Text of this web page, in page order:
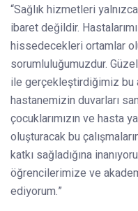
“Sağlık hizmetleri
ibaret değildir.
hissedecekleri ortamlar
sorumluluğumuzdur.
ile gerçekleştirdiğimiz bu
hastanemizin duvarları
çocuklarımızın ve hasta
oluşturacak bu
katkı sağladığına
öğrencilerimize ve
ediyorum.”